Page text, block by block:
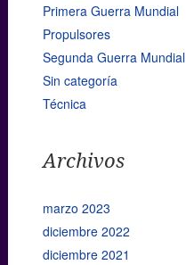
Primera Guerra Mundial
Propulsores
Segunda Guerra Mundial
Sin categoría
Técnica
Archivos
marzo 2023
diciembre 2022
diciembre 2021